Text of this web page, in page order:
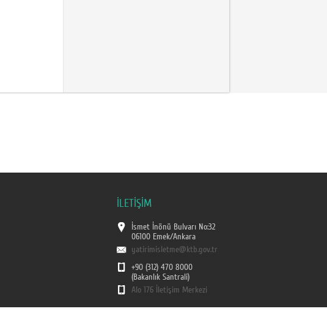
İLETİŞİM
İsmet İnönü Bulvarı No:32
06100 Emek/Ankara
yatirimisletme@ktb.gov.tr
+90 (312) 470 8000
(Bakanlık Santrali)
Alo 176 İletişim Merkezi